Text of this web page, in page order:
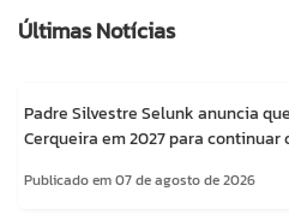
Últimas Notícias
Padre Silvestre Selunk anuncia
Cerqueira em 2027 para continuar
Publicado em 07 de agosto de 2026